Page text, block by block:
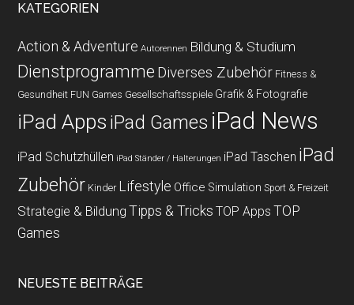
KATEGORIEN
Action & Adventure Autorennen Bildung & Studium
Dienstprogramme Diverses Zubehör Fitness &
Gesundheit FUN Games Gesellschaftsspiele Grafik & Fotografie
iPad Apps iPad Games iPad News
iPad Schutzhüllen iPad Ständer / Halterungen iPad Taschen iPad
Zubehör Kinder Lifestyle Office Simulation Sport & Freizeit
Strategie & Bildung Tipps & Tricks TOP Apps TOP
Games
NEUESTE BEITRÄGE